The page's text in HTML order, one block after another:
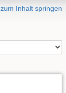
zum Inhalt springen